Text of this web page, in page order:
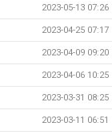
2023-05-13 07:26
2023-04-25 07:17
2023-04-09 09:20
2023-04-06 10:25
2023-03-31 08:25
2023-03-11 06:51